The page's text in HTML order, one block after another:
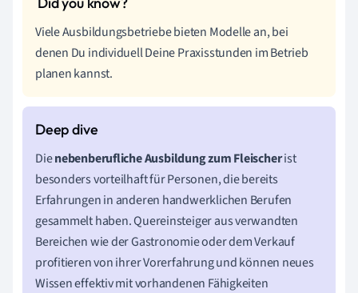
Viele Ausbildungsbetriebe bieten Modelle an, bei
denen Du individuell Deine Praxisstunden im Betrieb
planen kannst.
Dienebenberufliche Ausbildung zum Fleischerist
besonders vorteilhaft für Personen, die bereits
Erfahrungen in anderen handwerklichen Berufen
gesammelt haben. Quereinsteiger aus verwandten
Bereichen wie der Gastronomie oder dem Verkauf
profitieren von ihrer Vorerfahrung und können neues
Wissen effektiv mit vorhandenen Fähigkeiten